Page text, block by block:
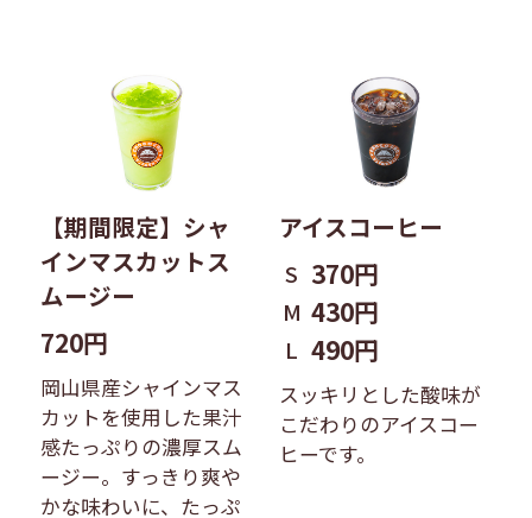
【期間限定】シャ
インマスカットス
ムージー
720円
岡山県産シャインマス
カットを使用した果汁
感たっぷりの濃厚スム
ージー。すっきり爽や
かな味わいに、たっぷ
アイスコーヒー
S 370円
M 430円
L 490円
スッキリとした酸味が
こだわりのアイスコー
ヒーです。